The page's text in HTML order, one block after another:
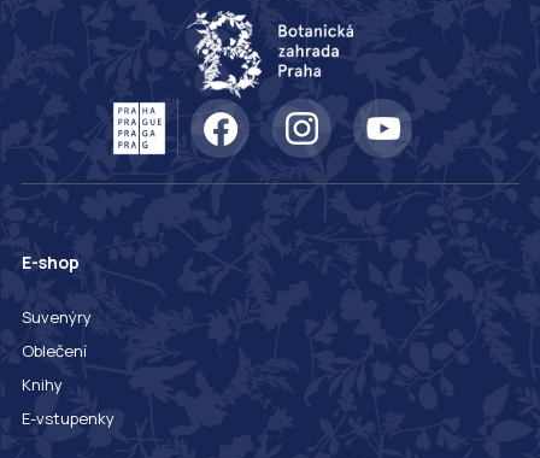
E-shop
Suvenýry
Oblečení
Knihy
E-vstupenky